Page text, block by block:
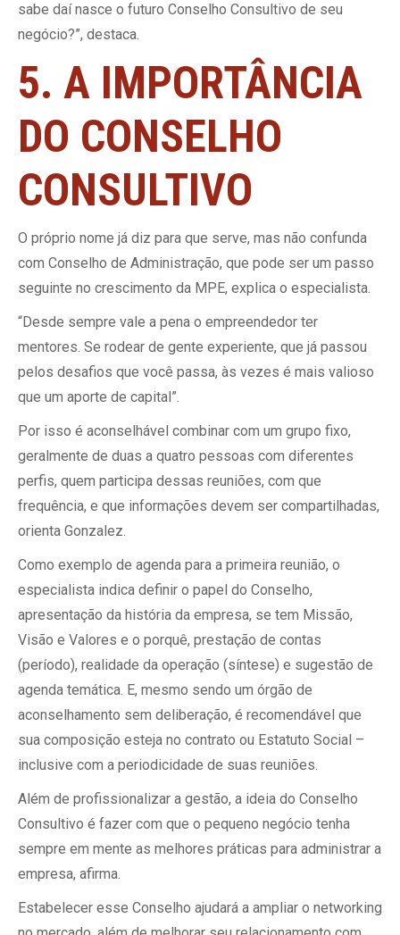
sabe daí nasce o futuro Conselho Consultivo de seu
negócio?”, destaca.
5. A IMPORTÂNCIA
DO CONSELHO
CONSULTIVO
O próprio nome já diz para que serve, mas não confunda
com Conselho de Administração, que pode ser um passo
seguinte no crescimento da MPE, explica o especialista.
“Desde sempre vale a pena o empreendedor ter
mentores. Se rodear de gente experiente, que já passou
pelos desafios que você passa, às vezes é mais valioso
que um aporte de capital”.
Por isso é aconselhável combinar com um grupo fixo,
geralmente de duas a quatro pessoas com diferentes
perfis, quem participa dessas reuniões, com que
frequência, e que informações devem ser compartilhadas,
orienta Gonzalez.
Como exemplo de agenda para a primeira reunião, o
especialista indica definir o papel do Conselho,
apresentação da história da empresa, se tem Missão,
Visão e Valores e o porquê, prestação de contas
(período), realidade da operação (síntese) e sugestão de
agenda temática. E, mesmo sendo um órgão de
aconselhamento sem deliberação, é recomendável que
sua composição esteja no contrato ou Estatuto Social –
inclusive com a periodicidade de suas reuniões.
Além de profissionalizar a gestão, a ideia do Conselho
Consultivo é fazer com que o pequeno negócio tenha
sempre em mente as melhores práticas para administrar a
empresa, afirma.
Estabelecer esse Conselho ajudará a ampliar o networking